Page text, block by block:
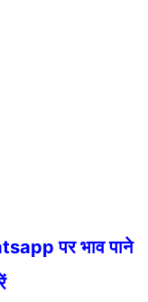
पर भाव पाने